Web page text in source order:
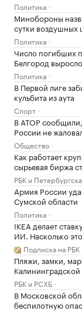
Политика
Минобороны
сутки воздушных
Политика
Число погибших
Белгород
Политика
В Первой лиге
кульбита из аута
Спорт
В АТОР сообщили,
России не
Общество
Как работает
сырьевая биржа
РБК и
Армия России
Сумской области
Политика
IKEA делает
ИИ. Насколько
Подписка на РБК
Пляжи, замки,
Калининградской
РБК и РСХБ
В Московской
беспилотную